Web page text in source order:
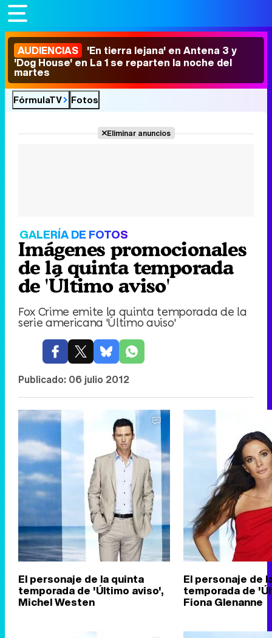
AUDIENCIAS 'En tierra lejana' en Antena 3 y
'Dog House' en La 1 se reparten la noche del
martes
FórmulaTV Fotos
Eliminar anuncios
GALERÍA DE FOTOS
Imágenes promocionales
de la quinta temporada
de 'Último aviso'
Fox Crime emite la quinta temporada de la
serie americana 'Último aviso'
Publicado: 06 julio 2012
El personaje de la quinta
temporada de 'Último aviso',
Michel Westen
El personaje de
temporada de
Fiona Glenanne